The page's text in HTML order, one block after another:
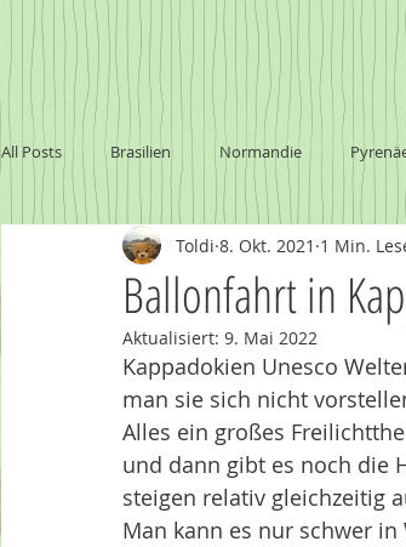
All Posts Brasilien Normandie
Baltikum Namibia
Sambia - Victoria Falls Uruguay
Ballonfahrt in
Toldi 8. Okt. 2021 1 Min.
Aktualisiert: 9. Mai 2022
Kappadokien Unesco
man sie sich nicht
Alles ein großes
und dann gibt es noch die
steigen relativ gleichzeitig
Man kann es nur schwer